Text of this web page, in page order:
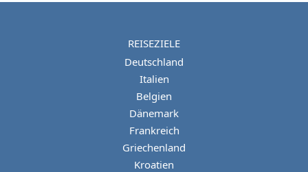
REISEZIELE
Deutschland
Italien
Belgien
Dänemark
Frankreich
Griechenland
Kroatien